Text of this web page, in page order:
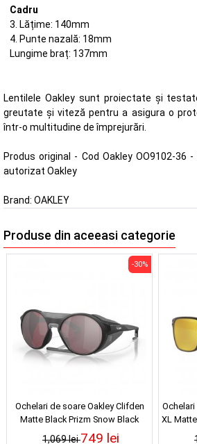
Cadru
3. Lățime: 140mm
4. Punte nazală: 18mm
Lungime braț: 137mm
Lentilele Oakley sunt proiectate și
greutate și viteză pentru a asigura o
într-o multitudine de împrejurări.
Produs original - Cod Oakley OO9102-36
autorizat Oakley
Brand: OAKLEY
Produse din aceeasi categorie
Ochelari de soare Oakley Clifden
Matte Black Prizm Snow Black
Iridium
1,069 lei
-30%
749 lei
XL